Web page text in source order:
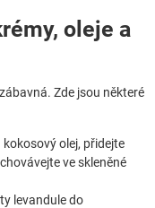
oleje a
Zde jsou některé
olej, přidejte
ve skleněné
levandule do